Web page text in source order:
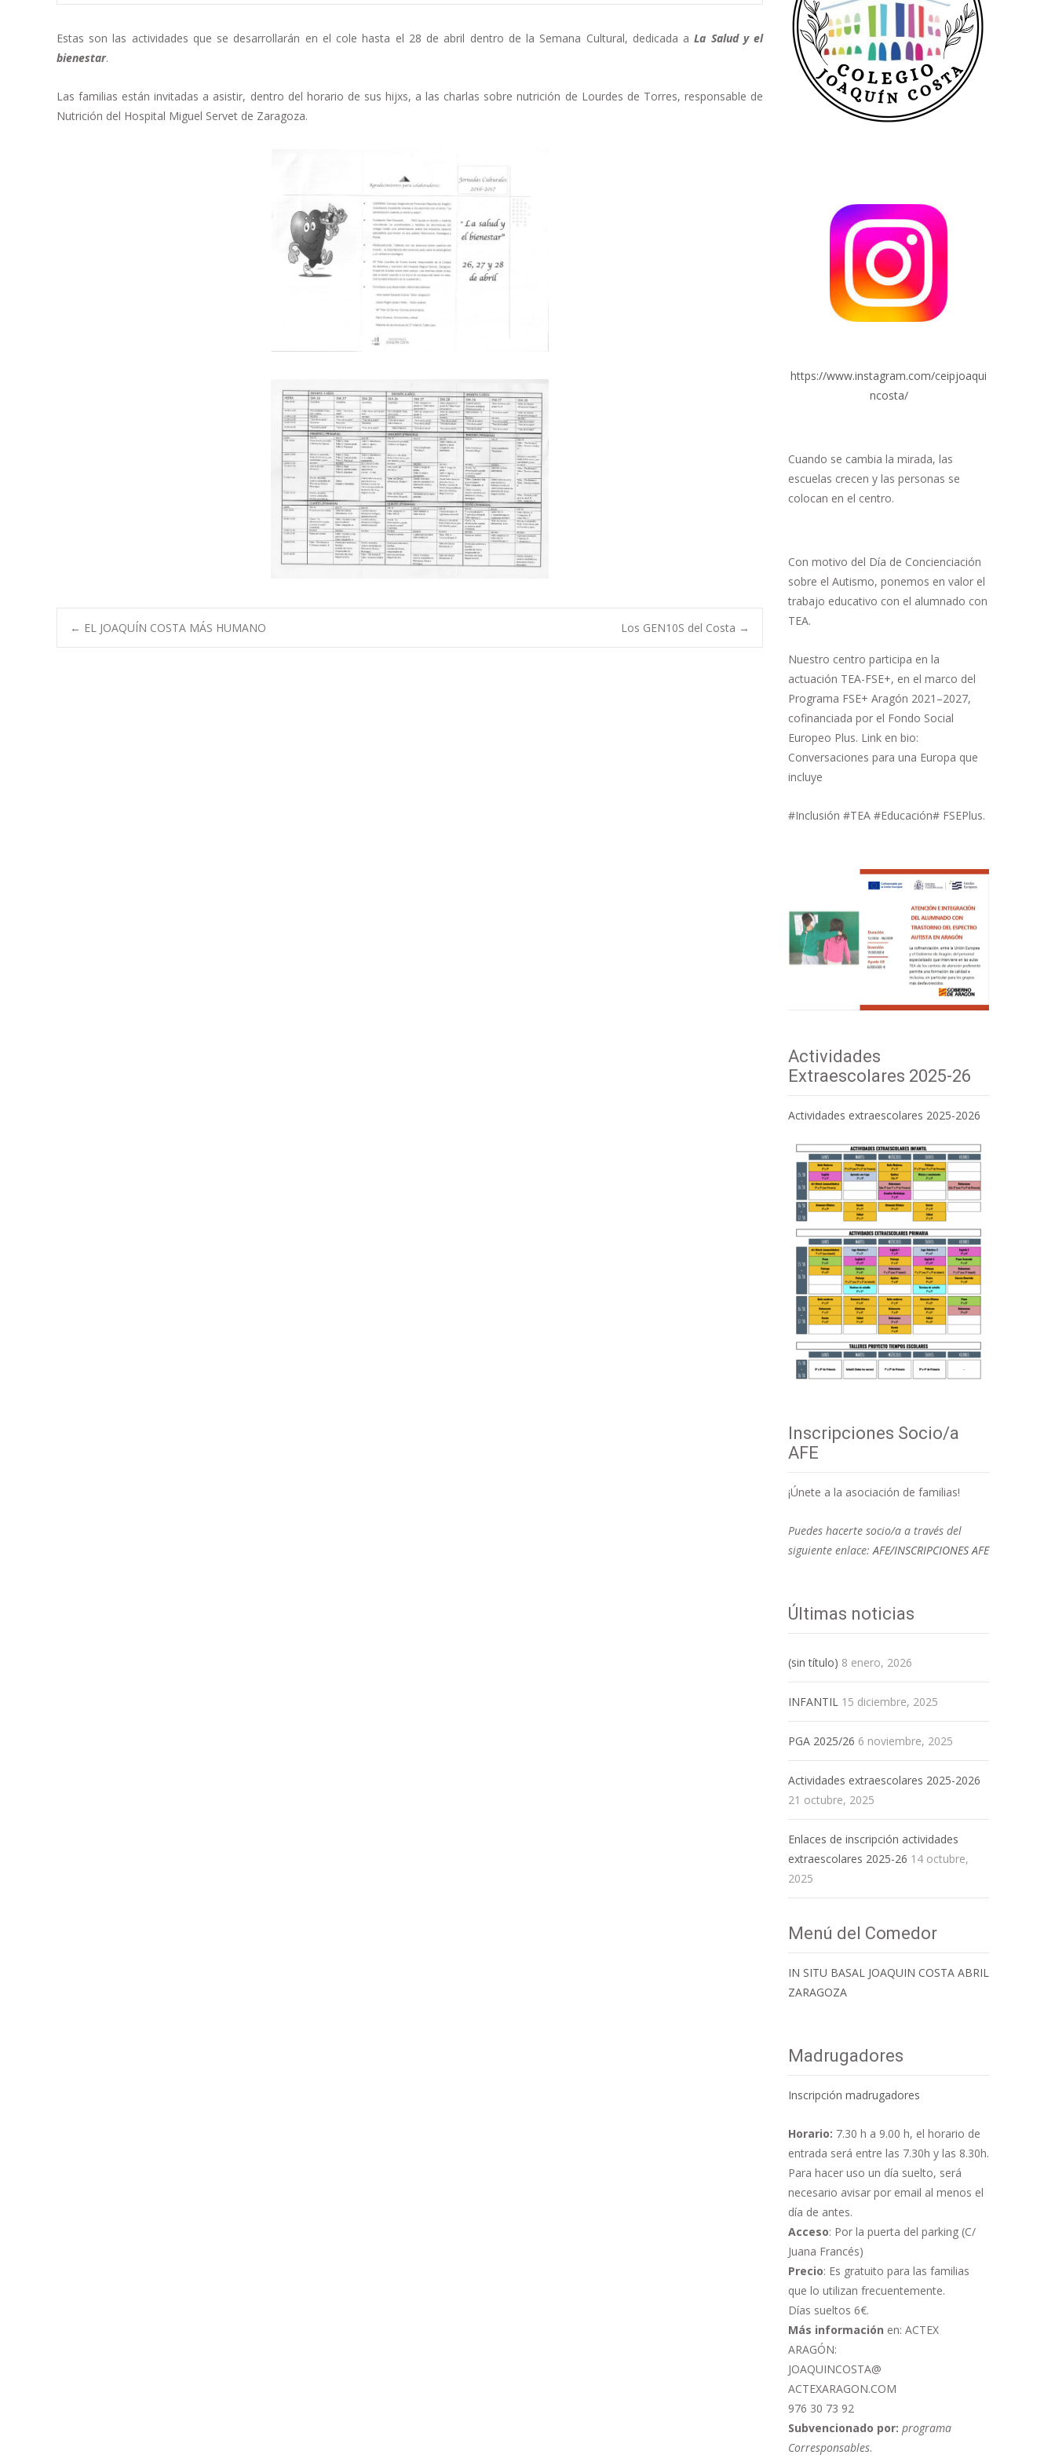
Estas son las actividades que se desarrollarán en el cole hasta el 28 de abril dentro de la Semana Cultural, dedicada aLa Salud y el
bienestar.
Las familias están invitadas a asistir, dentro del horario de sus hijxs, a las charlas sobre nutrición de Lourdes de Torres, responsable de
Nutrición del Hospital Miguel Servet de Zaragoza.
Navegación
← EL JOAQUÍN COSTA MÁS HUMANO Los GEN10S del Costa →
https://www.instagram.com/ceipjoaqui
ncosta/
Cuando se cambia la mirada, las
escuelas crecen y las personas se
colocan en el centro.
Con motivo del Día de Concienciación
sobre el Autismo, ponemos en valor el
trabajo educativo con el alumnado con
TEA.
Nuestro centro participa en la
actuación TEA-FSE+, en el marco del
Programa FSE+ Aragón 2021–2027,
cofinanciada por el Fondo Social
Europeo Plus. Link en bio:
Conversaciones para una Europa que
incluye
#Inclusión #TEA #Educación# FSEPlus.
Actividades
Extraescolares 2025-26
Actividades extraescolares 2025-2026
Inscripciones Socio/a
AFE
¡Únete a la asociación de familias!
Puedes hacerte socio/a a través del
siguiente enlace:AFE/INSCRIPCIONES AFE
Últimas noticias
(sin título) 8 enero, 2026
INFANTIL 15 diciembre, 2025
PGA 2025/26 6 noviembre, 2025
Actividades extraescolares 2025-2026
21 octubre, 2025
Enlaces de inscripción actividades
extraescolares 2025-26 14 octubre,
2025
Menú del Comedor
IN SITU BASAL JOAQUIN COSTA ABRIL
ZARAGOZA
Madrugadores
Inscripción madrugadores
Horario: 7.30 h a 9.00 h, el horario de
entrada será entre las 7.30h y las 8.30h.
Para hacer uso un día suelto, será
necesario avisar por email al menos el
día de antes.
Acceso: Por la puerta del parking (C/
Juana Francés)
Precio: Es gratuito para las familias
que lo utilizan frecuentemente.
Días sueltos 6€.
Más información en: ACTEX
ARAGÓN:
JOAQUINCOSTA@
ACTEXARAGON.COM
976 30 73 92
Subvencionado por: programa
Corresponsables.